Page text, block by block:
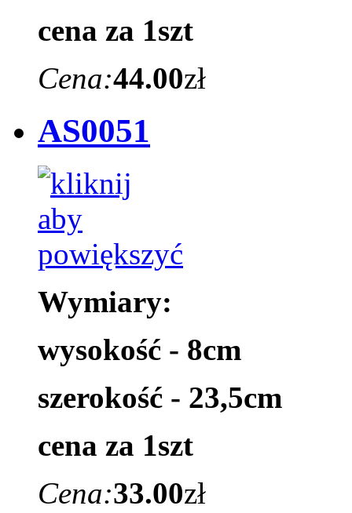
cena za 1szt
Cena:44.00zł
AS0051
Wymiary:
wysokość - 8cm
szerokość - 23,5cm
cena za 1szt
Cena:33.00zł